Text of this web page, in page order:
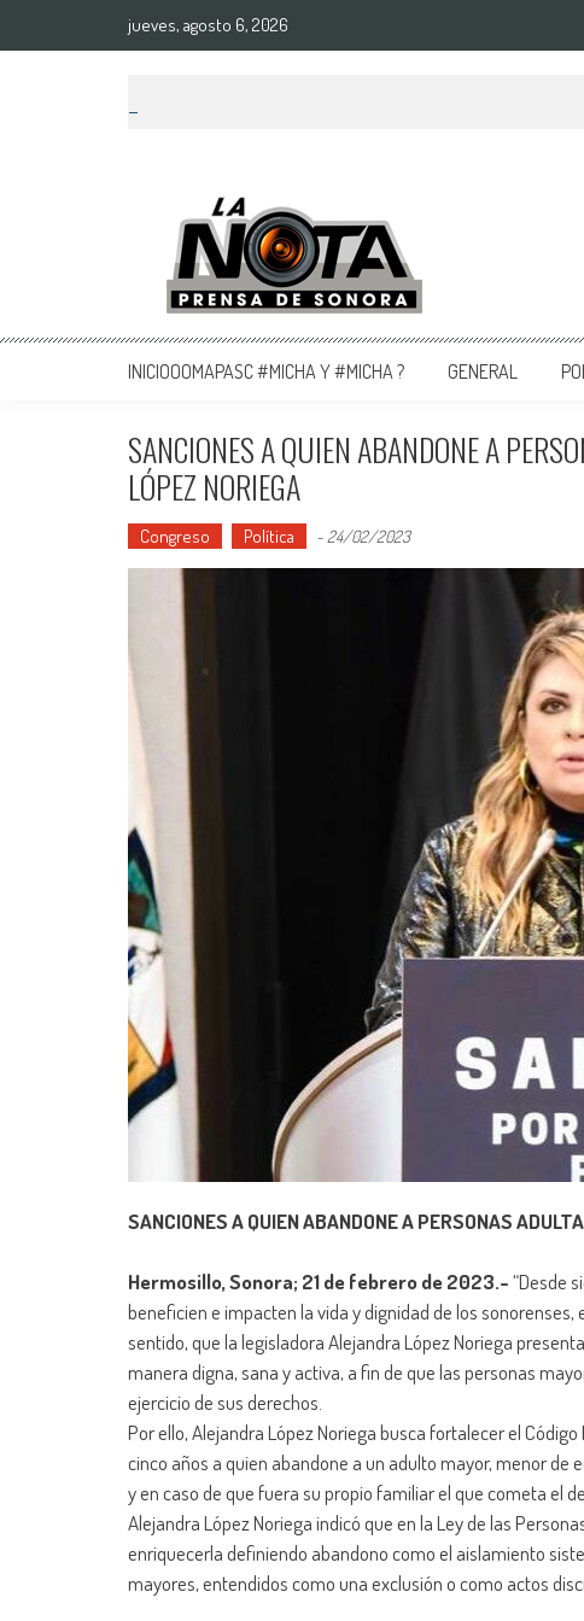
jueves, agosto 6, 2026
La Nota Prensa De Sonora
Noticias del día
INICIOOOMAPASC #MICHA Y #MICHA ? GENERAL
SANCIONES A QUIEN ABANDONE A
LÓPEZ NORIEGA
Congreso Política - 24/02/2023
SANCIONES A QUIEN ABANDONE A PERSONAS
Hermosillo, Sonora; 21 de febrero de 2023.-“Desde
beneficien e impacten la vida y dignidad de los
sentido, que la legisladora Alejandra López Noriega
manera digna, sana y activa, a fin de que las personas
ejercicio de sus derechos.
Por ello, Alejandra López Noriega busca fortalecer el
cinco años a quien abandone a un adulto mayor, menor de
y en caso de que fuera su propio familiar el que cometa el
Alejandra López Noriega indicó que en la Ley de las
enriquecerla definiendo abandono como el aislamiento
mayores, entendidos como una exclusión o como actos